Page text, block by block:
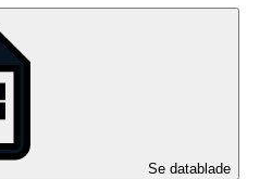
Se datablade